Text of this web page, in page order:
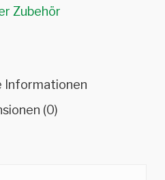
Zubehör
Informationen
(0)